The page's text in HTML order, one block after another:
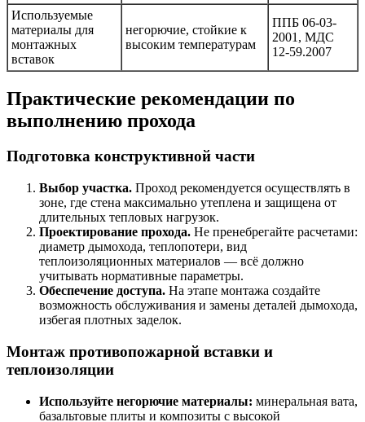
Используемые
материалы для
монтажных
вставок
негорючие, стойкие к
высоким температурам
ППБ 06-03-
2001, МДС
12-59.2007
Практические рекомендации по
выполнению прохода
Подготовка конструктивной части
Выбор участка. Проход рекомендуется осуществлять в
зоне, где стена максимально утеплена и защищена от
длительных тепловых нагрузок.
Проектирование прохода. Не пренебрегайте расчетами:
диаметр дымохода, теплопотери, вид
теплоизоляционных материалов — всё должно
учитывать нормативные параметры.
Обеспечение доступа. На этапе монтажа создайте
возможность обслуживания и замены деталей дымохода,
избегая плотных заделок.
Монтаж противопожарной вставки и
теплоизоляции
Используйте негорючие материалы: минеральная вата,
базальтовые плиты и композиты с высокой